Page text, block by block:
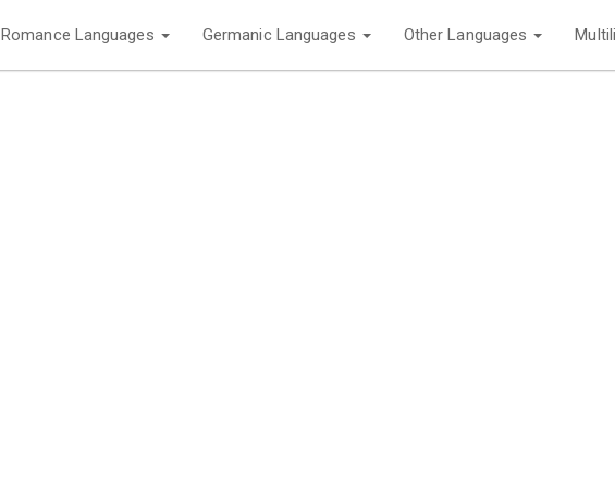
Romance Languages Germanic Languages Other Languages